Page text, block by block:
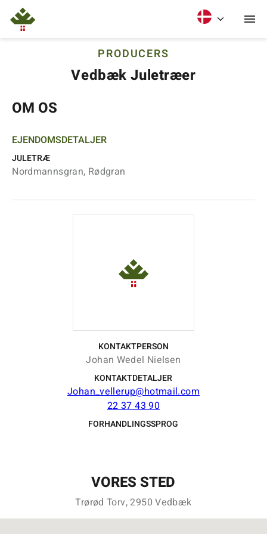
PRODUCERS
Vedbæk Juletræer
OM OS
EJENDOMSDETALJER
JULETRÆ
Nordmannsgran, Rødgran
KONTAKTPERSON
Johan Wedel Nielsen
KONTAKTDETALJER
Johan_vellerup@hotmail.com
22 37 43 90
FORHANDLINGSSPROG
VORES STED
Trørød Torv, 2950 Vedbæk